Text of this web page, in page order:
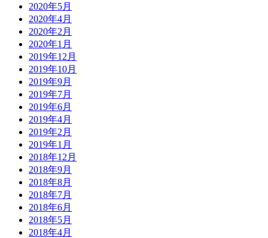
2020年5月
2020年4月
2020年2月
2020年1月
2019年12月
2019年10月
2019年9月
2019年7月
2019年6月
2019年4月
2019年2月
2019年1月
2018年12月
2018年9月
2018年8月
2018年7月
2018年6月
2018年5月
2018年4月